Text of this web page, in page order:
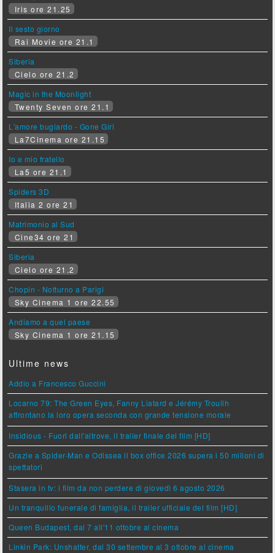
Iris ore 21.25
Il sesto giorno
Rai Movie ore 21.1
Siberia
Cielo ore 21.2
Magic in the Moonlight
Twenty Seven ore 21.1
L'amore bugiardo - Gone Girl
La7Cinema ore 21.15
Io e mio fratello
La5 ore 21.1
Spiders 3D
Italia 2 ore 21
Matrimonio al Sud
Cine34 ore 21
Siberia
Cielo ore 21.2
Chopin - Notturno a Parigi
Sky Cinema 1 ore 22.55
Andiamo a quel paese
Sky Cinema 1 ore 21.15
Ultime news
Addio a Francesco Guccini
Locarno 79: The Green Eyes, Fanny Liatard e Jérémy Trouilh
affrontano la loro opera seconda con grande tensione morale
Insidious - Fuori dall'altrove, il trailer finale del film [HD]
Grazie a Spider-Man e Odissea il box office 2026 supera i 50 milioni di
spettatori
Stasera in tv: i film da non perdere di giovedì 6 agosto 2026
Un tranquillo funerale di famiglia, il trailer ufficiale del film [HD]
Queen Budapest, dal 7 all'11 ottobre al cinema
Linkin Park: Unshatter, dal 30 settembre al 3 ottobre al cinema